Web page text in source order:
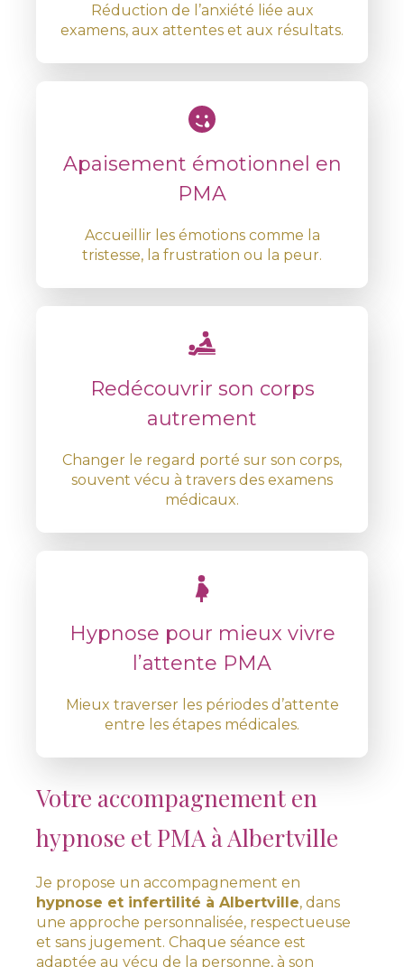
Réduction de l’anxiété liée aux
examens, aux attentes et aux résultats.
Apaisement émotionnel en
PMA
Accueillir les émotions comme la
tristesse, la frustration ou la peur.
Redécouvrir son corps
autrement
Changer le regard porté sur son corps,
souvent vécu à travers des examens
médicaux.
Hypnose pour mieux vivre
l’attente PMA
Mieux traverser les périodes d’attente
entre les étapes médicales.
Votre accompagnement en
hypnose et PMA à Albertville
Je propose un accompagnement en
hypnose et infertilité à Albertville, dans
une approche personnalisée, respectueuse
et sans jugement. Chaque séance est
adaptée au vécu de la personne, à son